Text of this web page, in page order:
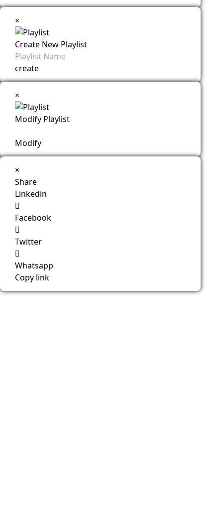
×
Create New Playlist
create
×
Modify Playlist
Modify
×
Share
Linkedin
Facebook
Twitter
Whatsapp
Copy link